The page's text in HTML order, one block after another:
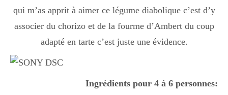
Entrée
qui m’as apprit à aimer ce légume diabolique c’est d’y
associer du chorizo et de la fourme d’Ambert du coup
adapté en tarte c’est juste une évidence.
Ingrédients pour 4 à 6 personnes: